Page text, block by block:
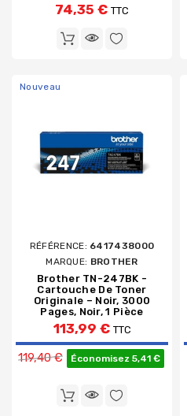
74,35 € TTC
Nouveau
RÉFÉRENCE: 6417438000
MARQUE: BROTHER
Brother TN-247BK -
Cartouche De Toner
Originale – Noir, 3000
Pages, Noir, 1 Pièce
113,99 € TTC
Prix de base
119,40 € Économisez 5,41 €